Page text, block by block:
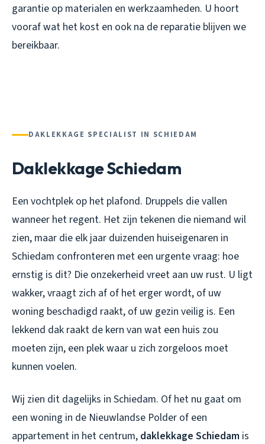
garantie op materialen en werkzaamheden. U hoort
vooraf wat het kost en ook na de reparatie blijven we
bereikbaar.
DAKLEKKAGE SPECIALIST IN SCHIEDAM
Daklekkage Schiedam
Een vochtplek op het plafond. Druppels die vallen
wanneer het regent. Het zijn tekenen die niemand wil
zien, maar die elk jaar duizenden huiseigenaren in
Schiedam confronteren met een urgente vraag: hoe
ernstig is dit? Die onzekerheid vreet aan uw rust. U ligt
wakker, vraagt zich af of het erger wordt, of uw
woning beschadigd raakt, of uw gezin veilig is. Een
lekkend dak raakt de kern van wat een huis zou
moeten zijn, een plek waar u zich zorgeloos moet
kunnen voelen.
Wij zien dit dagelijks in Schiedam. Of het nu gaat om
een woning in de Nieuwlandse Polder of een
appartement in het centrum, daklekkage Schiedam is